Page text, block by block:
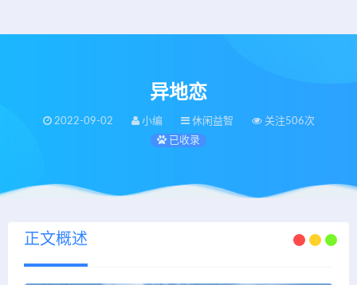
异地恋
2022-09-02 小编 休闲益智
关注506次
已收录
正文概述